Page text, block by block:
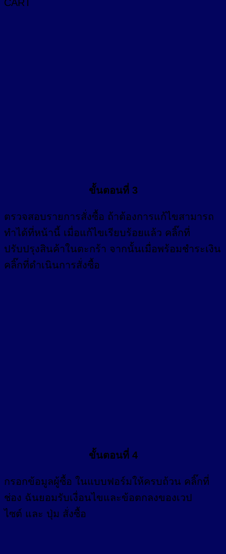
CART
ขั้นตอนที่ 3
ตรวจสอบรายการสั่งซื้อ ถ้าต้องการแก้ไขสามารถ
ทำได้ที่หน้านี้ เมื่อแก้ไขเรียบร้อยแล้ว คลิ๊กที่
ปรับปรุงสินค้าในตะกร้า จากนั้นเมื่อพร้อมชำระเงิน
คลิ๊กที่ดำเนินการสั่งซื้อ
ขั้นตอนที่ 4
กรอกข้อมูลผู้ซื้อ ในแบบฟอร์มให้ครบถ้วน คลิ๊กที่
ช่อง ฉันยอมรับเงื่อนไขและข้อตกลงของเวป
ไซต์ และ ปุ่ม สั่งซื้อ